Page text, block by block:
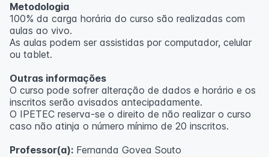
Metodologia
100% da carga horária do curso são realizadas com
aulas ao vivo.
As aulas podem ser assistidas por computador, celular
ou tablet.
Outras informações
O curso pode sofrer alteração de dados e horário e os
inscritos serão avisados ​​antecipadamente.
O IPETEC reserva-se o direito de não realizar o curso
caso não atinja o número mínimo de 20 inscritos.
Professor(a): Fernanda Govea Souto